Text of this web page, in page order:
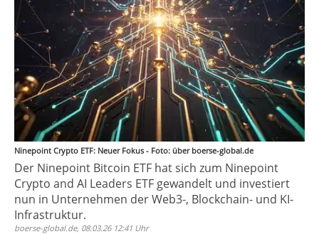
Ninepoint Crypto ETF: Neuer Fokus - Foto: über boerse-global.de
Der Ninepoint Bitcoin ETF hat sich zum Ninepoint
Crypto and AI Leaders ETF gewandelt und investiert
nun in Unternehmen der Web3-, Blockchain- und KI-
Infrastruktur.
boerse-global.de, 08.03.26 12:41 Uhr